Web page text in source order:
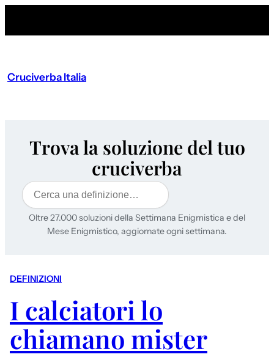
Cruciverba Italia
Trova la soluzione del tuo
cruciverba
Cerca
Oltre 27.000 soluzioni della Settimana Enigmistica e del
Mese Enigmistico, aggiornate ogni settimana.
DEFINIZIONI
I calciatori lo
chiamano mister